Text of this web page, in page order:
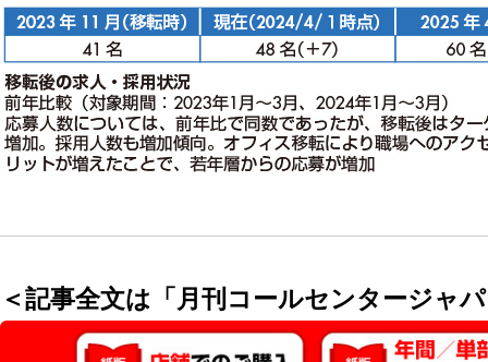
＜記事全文は「月刊コールセンタージャ